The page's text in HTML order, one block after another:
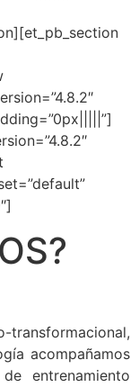
transformacional,
acompañamos
entrenamiento